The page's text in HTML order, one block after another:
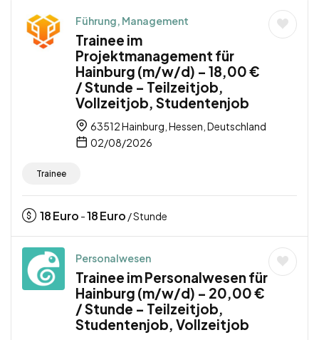
Führung, Management
Trainee im
Projektmanagement für
Hainburg (m/w/d) – 18,00 €
/ Stunde – Teilzeitjob,
Vollzeitjob, Studentenjob
63512 Hainburg, Hessen, Deutschland
02/08/2026
Trainee
18Euro -18Euro / Stunde
Personalwesen
Trainee im Personalwesen für
Hainburg (m/w/d) – 20,00 €
/ Stunde – Teilzeitjob,
Studentenjob, Vollzeitjob